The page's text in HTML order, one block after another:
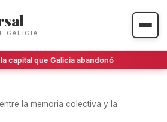
GALICIA
capital que Galicia abandonó
la memoria colectiva y la